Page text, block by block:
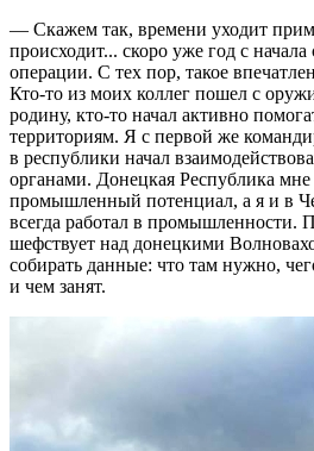
— Скажем так, времени уходит
происходит... скоро уже год с
операции. С тех пор, такое
Кто-то из моих коллег пошел с
родину, кто-то начал активно
территориям. Я с первой же
в республики начал
органами. Донецкая Республика
промышленный потенциал, а я и в
всегда работал в промышленности.
шефствует над донецкими
собирать данные: что там нужно,
и чем занят.